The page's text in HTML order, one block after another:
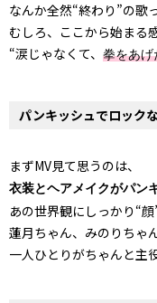
なんか全然“終わり”の歌
むしろ、ここから始まる
“涙じゃなくて、 拳をあげ
パンキッシュでロック
まずMV見て思うのは、
衣装とヘアメイクがパン
あの世界観にしっかり“
蓮月ちゃん、みのりちゃ
一人ひとりがちゃんと主